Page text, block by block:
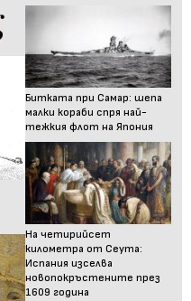
Битката при Самар: шепа
малки кораби спря най-
тежкия флот на Япония
На четирийсет
километра от Сеута:
Испания изселва
новопокръстените през
1609 година